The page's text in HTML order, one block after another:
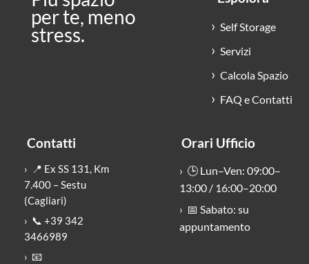
per te, meno
stress.
Self Storage
Servizi
Calcola Spazio
FAQ e Contatti
Contatti
📍 Ex SS 131, Km
7.400 – Sestu
(Cagliari)
📞 +39 342
3466989
📧
Orari Ufficio
🕒 Lun–Ven: 09:00–
13:00 / 16:00–20:00
📅 Sabato: su
appuntamento